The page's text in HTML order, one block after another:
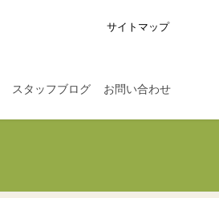
サイトマップ
スタッフブログ お問い合わせ